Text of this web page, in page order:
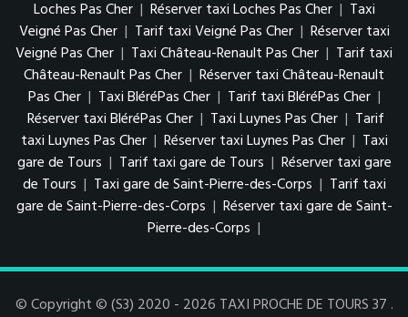
Loches Pas Cher | Réserver taxi Loches Pas Cher | Taxi
Veigné Pas Cher | Tarif taxi Veigné Pas Cher | Réserver taxi
Veigné Pas Cher | Taxi Château-Renault Pas Cher | Tarif taxi
Château-Renault Pas Cher | Réserver taxi Château-Renault
Pas Cher | Taxi BléréPas Cher | Tarif taxi BléréPas Cher |
Réserver taxi BléréPas Cher | Taxi Luynes Pas Cher | Tarif
taxi Luynes Pas Cher | Réserver taxi Luynes Pas Cher | Taxi
gare de Tours | Tarif taxi gare de Tours | Réserver taxi gare
de Tours | Taxi gare de Saint-Pierre-des-Corps | Tarif taxi
gare de Saint-Pierre-des-Corps | Réserver taxi gare de Saint-
Pierre-des-Corps |
© Copyright © (S3) 2020 - 2026 TAXI PROCHE DE TOURS 37 .